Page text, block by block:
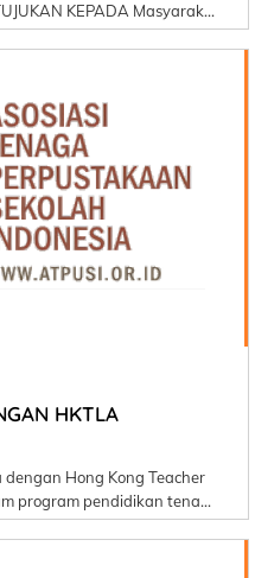
KEPADA Masyarak…
HKTLA
Hong Kong Teacher
program pendidikan tena…